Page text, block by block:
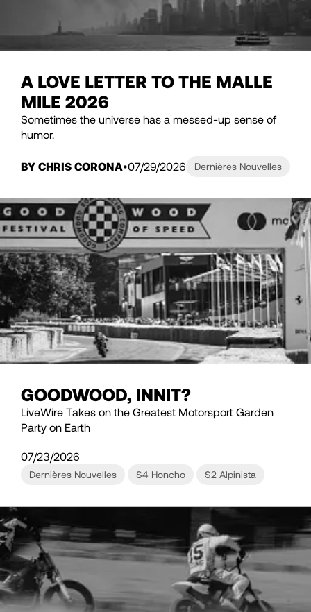
A LOVE LETTER TO THE MALLE
MILE 2026
Sometimes the universe has a messed-up sense of
humor.
BY CHRIS CORONA 07/29/2026 Dernières Nouvelles
GOODWOOD, INNIT?
LiveWire Takes on the Greatest Motorsport Garden
Party on Earth
07/23/2026
Dernières Nouvelles S4 Honcho S2 Alpinista